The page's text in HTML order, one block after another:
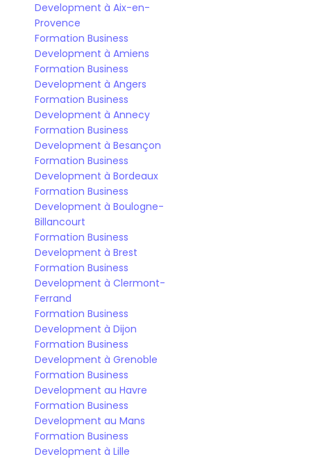
Development à Aix-en-
Provence
Formation Business
Development à Amiens
Formation Business
Development à Angers
Formation Business
Development à Annecy
Formation Business
Development à Besançon
Formation Business
Development à Bordeaux
Formation Business
Development à Boulogne-
Billancourt
Formation Business
Development à Brest
Formation Business
Development à Clermont-
Ferrand
Formation Business
Development à Dijon
Formation Business
Development à Grenoble
Formation Business
Development au Havre
Formation Business
Development au Mans
Formation Business
Development à Lille